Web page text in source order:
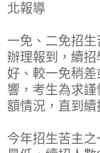
北報導
一免、二免招生
辦理報到，續
好、較一免稍
響，考生為求
額情況，直到續
今年招生苦主